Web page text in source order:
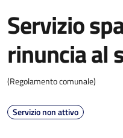
Servizio
rinuncia al
(Regolamento comunale)
Servizio non attivo